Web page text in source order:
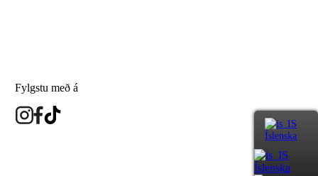
Fylgstu með á
Íslenska
Íslenska